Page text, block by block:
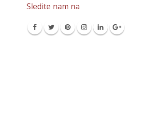
Sledite nam na